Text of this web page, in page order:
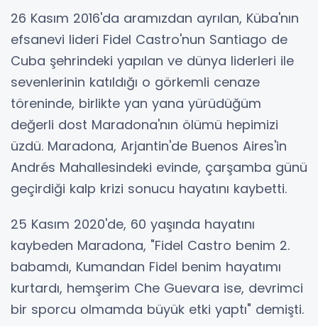
26 Kasım 2016'da aramızdan ayrılan, Küba'nın
efsanevi lideri Fidel Castro'nun Santiago de
Cuba şehrindeki yapılan ve dünya liderleri ile
sevenlerinin katıldığı o görkemli cenaze
töreninde, birlikte yan yana yürüdüğüm
değerli dost Maradona'nın ölümü hepimizi
üzdü. Maradona, Arjantin'de Buenos Aires'in
Andrés Mahallesindeki evinde, çarşamba günü
geçirdiği kalp krizi sonucu hayatını kaybetti.
25 Kasım 2020'de, 60 yaşında hayatını
kaybeden Maradona, "Fidel Castro benim 2.
babamdı, Kumandan Fidel benim hayatımı
kurtardı, hemşerim Che Guevara ise, devrimci
bir sporcu olmamda büyük etki yaptı" demişti.